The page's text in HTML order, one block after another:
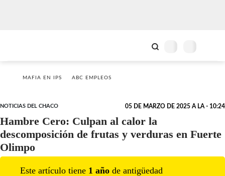
MAFIA EN IPS ABC EMPLEOS
NOTICIAS DEL CHACO 05 DE MARZO DE 2025 A LA - 10:24
Hambre Cero: Culpan al calor la
descomposición de frutas y verduras en Fuerte
Olimpo
Este artículo tiene 1 año de antigüedad